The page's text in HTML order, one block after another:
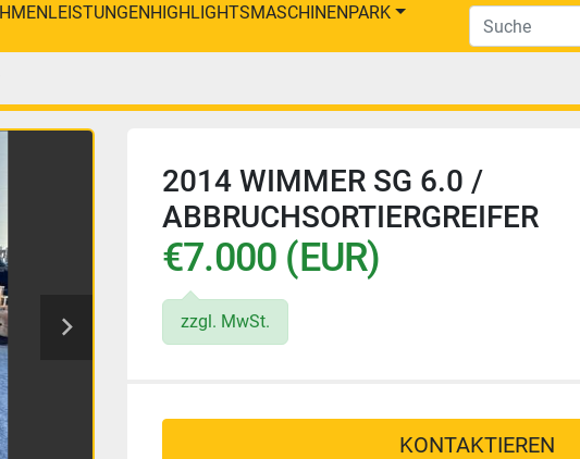
MASCHINENPARK
LEISTUNGEN
HIGHLIGHTS
2014 WIMMER SG 6.0 /
ABBRUCHSORTIERGREIFER
€7.000 (EUR)
zzgl. MwSt.
KONTAKTIEREN